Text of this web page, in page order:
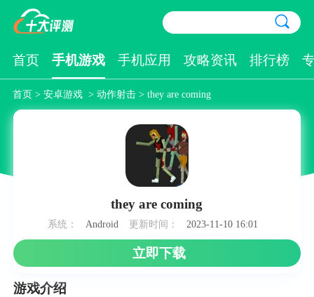
首页 手机游戏 手机应用 攻略资讯 排行榜
首页> 安卓游戏 > 动作射击> they are coming
they are coming
系统： Android 更新时间： 2023-11-10 16:01
立即下载
游戏介绍